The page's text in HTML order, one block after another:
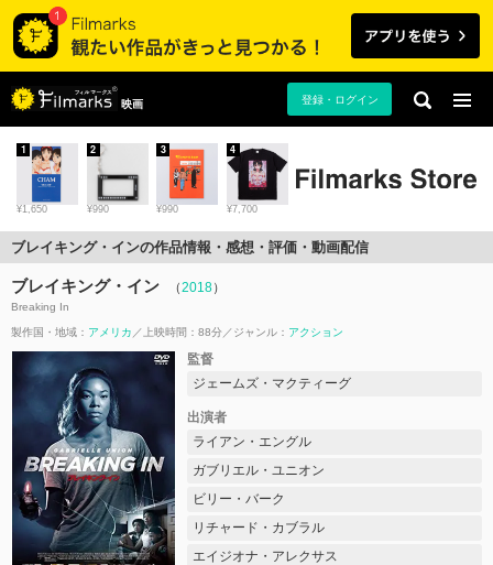
映画 登録・ログイン
¥1,650
1
¥990
2
¥990
3
¥7,700
4
ブレイキング・インの作品情報・感想・評価・動画配信
ブレイキング・イン （2018）
Breaking In
製作国・地域： アメリカ 上映時間：88分 ジャンル： アクション
監督
ジェームズ・マクティーグ
出演者
ライアン・エングル
ガブリエル・ユニオン
ビリー・バーク
リチャード・カブラル
エイジオナ・アレクサス